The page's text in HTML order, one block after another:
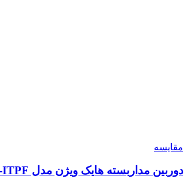
مقایسه
دوربین مداربسته هایک ویژن مدل DS-2CE16D0T-ITPF